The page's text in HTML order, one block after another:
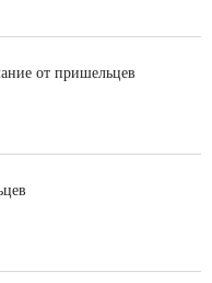
от пришельцев